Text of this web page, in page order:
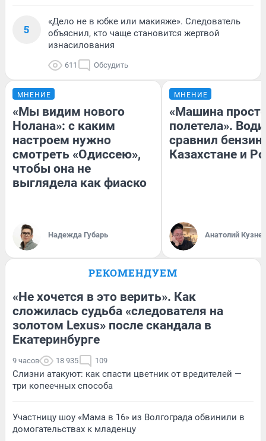
5
«Дело не в юбке или макияже». Следователь
объяснил, кто чаще становится жертвой
изнасилования
611 Обсудить
МНЕНИЕ
«Мы видим нового
Нолана»: с каким
настроем нужно
смотреть «Одиссею»,
чтобы она не
выглядела как фиаско
Надежда Губарь
МНЕНИЕ
«Машина
полетела».
сравнил бензин
Казахстане и
Анатолий
РЕКОМЕНДУЕМ
«Не хочется в это верить». Как
сложилась судьба «следователя на
золотом Lexus» после скандала в
Екатеринбурге
9 часов 18 935 109
Слизни атакуют: как спасти цветник от вредителей —
три копеечных способа
Участницу шоу «Мама в 16» из Волгограда обвинили в
домогательствах к младенцу